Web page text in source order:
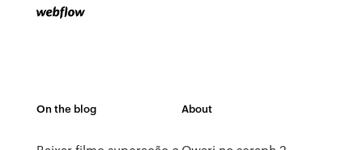
On the blog About